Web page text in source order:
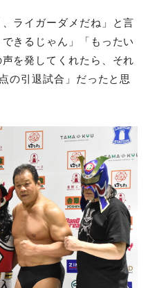
ライガーダメだね」と言
きるじゃん」「もったい
を発してくれたら、それ
の引退試合」だったと思